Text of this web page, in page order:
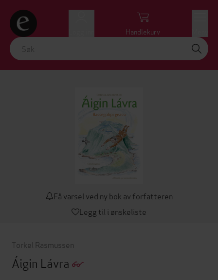
Handlekurv
Få varsel ved ny bok av forfatteren
Legg til i ønskeliste
Torkel Rasmussen
Áigin Lávra